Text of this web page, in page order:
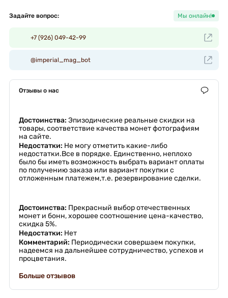
Задайте вопрос: Мы онлайн!
+7 (926) 049-42-99
@imperial_mag_bot
Отзывы о нас
Достоинства: Эпизодические реальные скидки на
товары, соответствие качества монет фотографиям
на сайте.
Недостатки: Не могу отметить какие-либо
недостатки.Все в порядке. Единственно, неплохо
было бы иметь возможность выбрать вариант оплаты
по получению заказа или вариант покупки с
отложенным платежем,т.е. резервирование сделки.
Достоинства: Прекрасный выбор отечественных
монет и бонн, хорошее соотношение цена-качество,
скидка 5%.
Недостатки: Нет
Комментарий: Периодически совершаем покупки,
надеемся на дальнейшее сотрудничество, успехов и
процветания.
Больше отзывов